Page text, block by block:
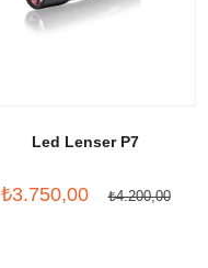
Led Lenser P7
₺3.750,00 ₺4.200,00